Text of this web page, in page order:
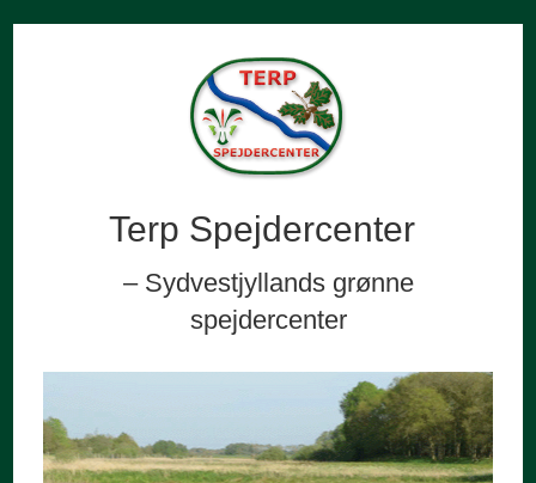
Terp Spejdercenter
– Sydvestjyllands grønne
spejdercenter